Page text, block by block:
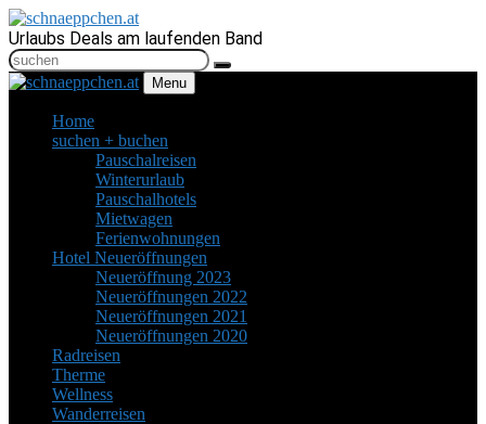
Urlaubs Deals am laufenden Band
Menu
Home
suchen + buchen
Pauschalreisen
Winterurlaub
Pauschalhotels
Mietwagen
Ferienwohnungen
Hotel Neueröffnungen
Neueröffnung 2023
Neueröffnungen 2022
Neueröffnungen 2021
Neueröffnungen 2020
Radreisen
Therme
Wellness
Wanderreisen